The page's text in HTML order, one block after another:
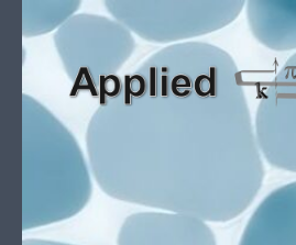
Skip to content